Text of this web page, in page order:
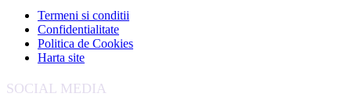
Termeni si conditii
Confidentialitate
Politica de Cookies
Harta site
SOCIAL MEDIA